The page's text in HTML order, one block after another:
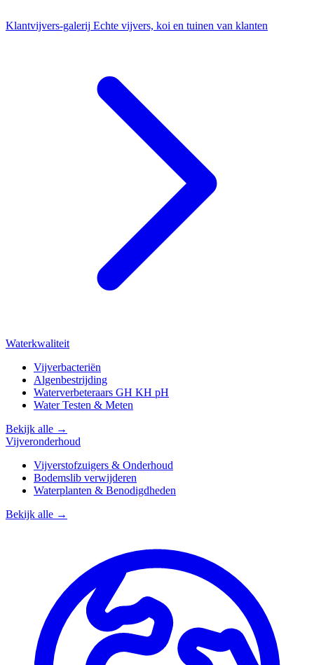
Klantvijvers-galerij Echte vijvers, koi en tuinen van klanten
Waterkwaliteit
Vijverbacteriën
Algenbestrijding
Waterverbeteraars GH KH pH
Water Testen & Meten
Bekijk alle →
Vijveronderhoud
Vijverstofzuigers & Onderhoud
Bodemslib verwijderen
Waterplanten & Benodigdheden
Bekijk alle →